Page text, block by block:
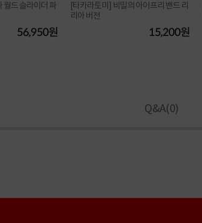
월드 슬라이더 파
56,950원
[타카라토미] 비밀의 아이프리 밴드 리
리아 버전
15,200원
Q&A(0)